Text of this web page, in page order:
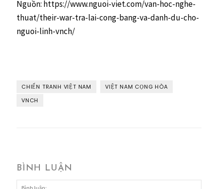
Nguồn: https://www.nguoi-viet.com/van-hoc-nghe-
thuat/their-war-tra-lai-cong-bang-va-danh-du-cho-
nguoi-linh-vnch/
CHIẾN TRANH VIỆT NAM
VIỆT NAM CỌNG HÒA
VNCH
BÌNH LUẬN